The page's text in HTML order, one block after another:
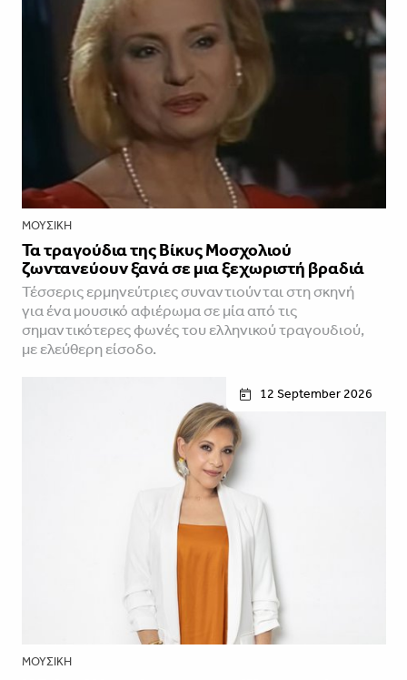
ΜΟΥΣΙΚΉ
Τα τραγούδια της Βίκυς Μοσχολιού
ζωντανεύουν ξανά σε μια ξεχωριστή βραδιά
Τέσσερις ερμηνεύτριες συναντιούνται στη σκηνή
για ένα μουσικό αφιέρωμα σε μία από τις
σημαντικότερες φωνές του ελληνικού τραγουδιού,
με ελεύθερη είσοδο.
12 September 2026
ΜΟΥΣΙΚΉ